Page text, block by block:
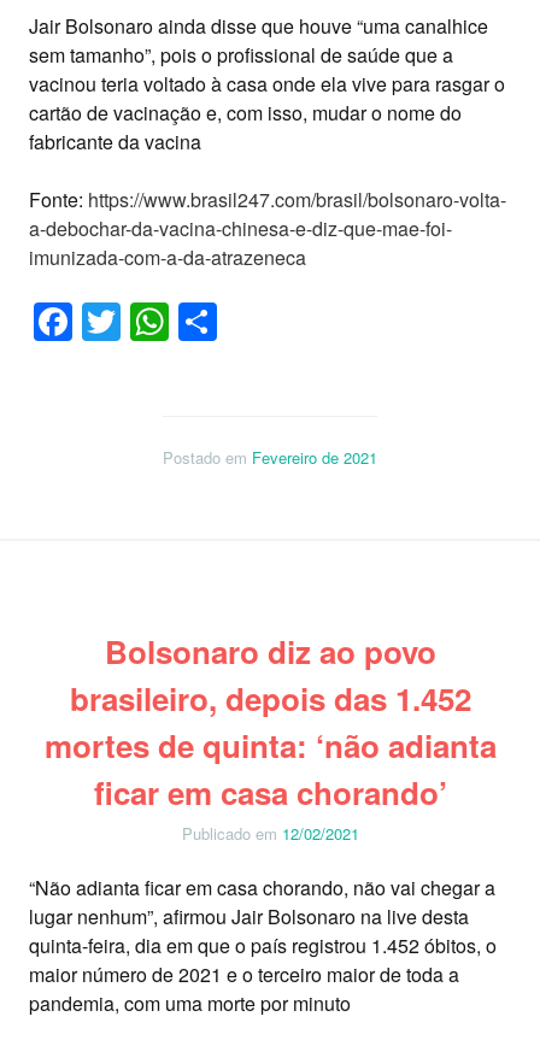
Jair Bolsonaro ainda disse que houve “uma canalhice
sem tamanho”, pois o profissional de saúde que a
vacinou teria voltado à casa onde ela vive para rasgar o
cartão de vacinação e, com isso, mudar o nome do
fabricante da vacina
Fonte: https://www.brasil247.com/brasil/bolsonaro-volta-
a-debochar-da-vacina-chinesa-e-diz-que-mae-foi-
imunizada-com-a-da-atrazeneca
Facebook
TwitterWhatsApp
Postado em Fevereiro de 2021
Bolsonaro diz ao povo
brasileiro, depois das 1.452
mortes de quinta: ‘não adianta
ficar em casa chorando’
Publicado em 12/02/2021
“Não adianta ficar em casa chorando, não vai chegar a
lugar nenhum”, afirmou Jair Bolsonaro na live desta
quinta-feira, dia em que o país registrou 1.452 óbitos, o
maior número de 2021 e o terceiro maior de toda a
pandemia, com uma morte por minuto